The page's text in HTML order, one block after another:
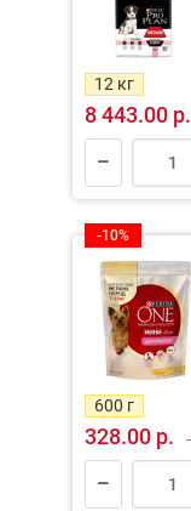
12 кг
8 443.00 р.
-10%
600 г
328.00 р.